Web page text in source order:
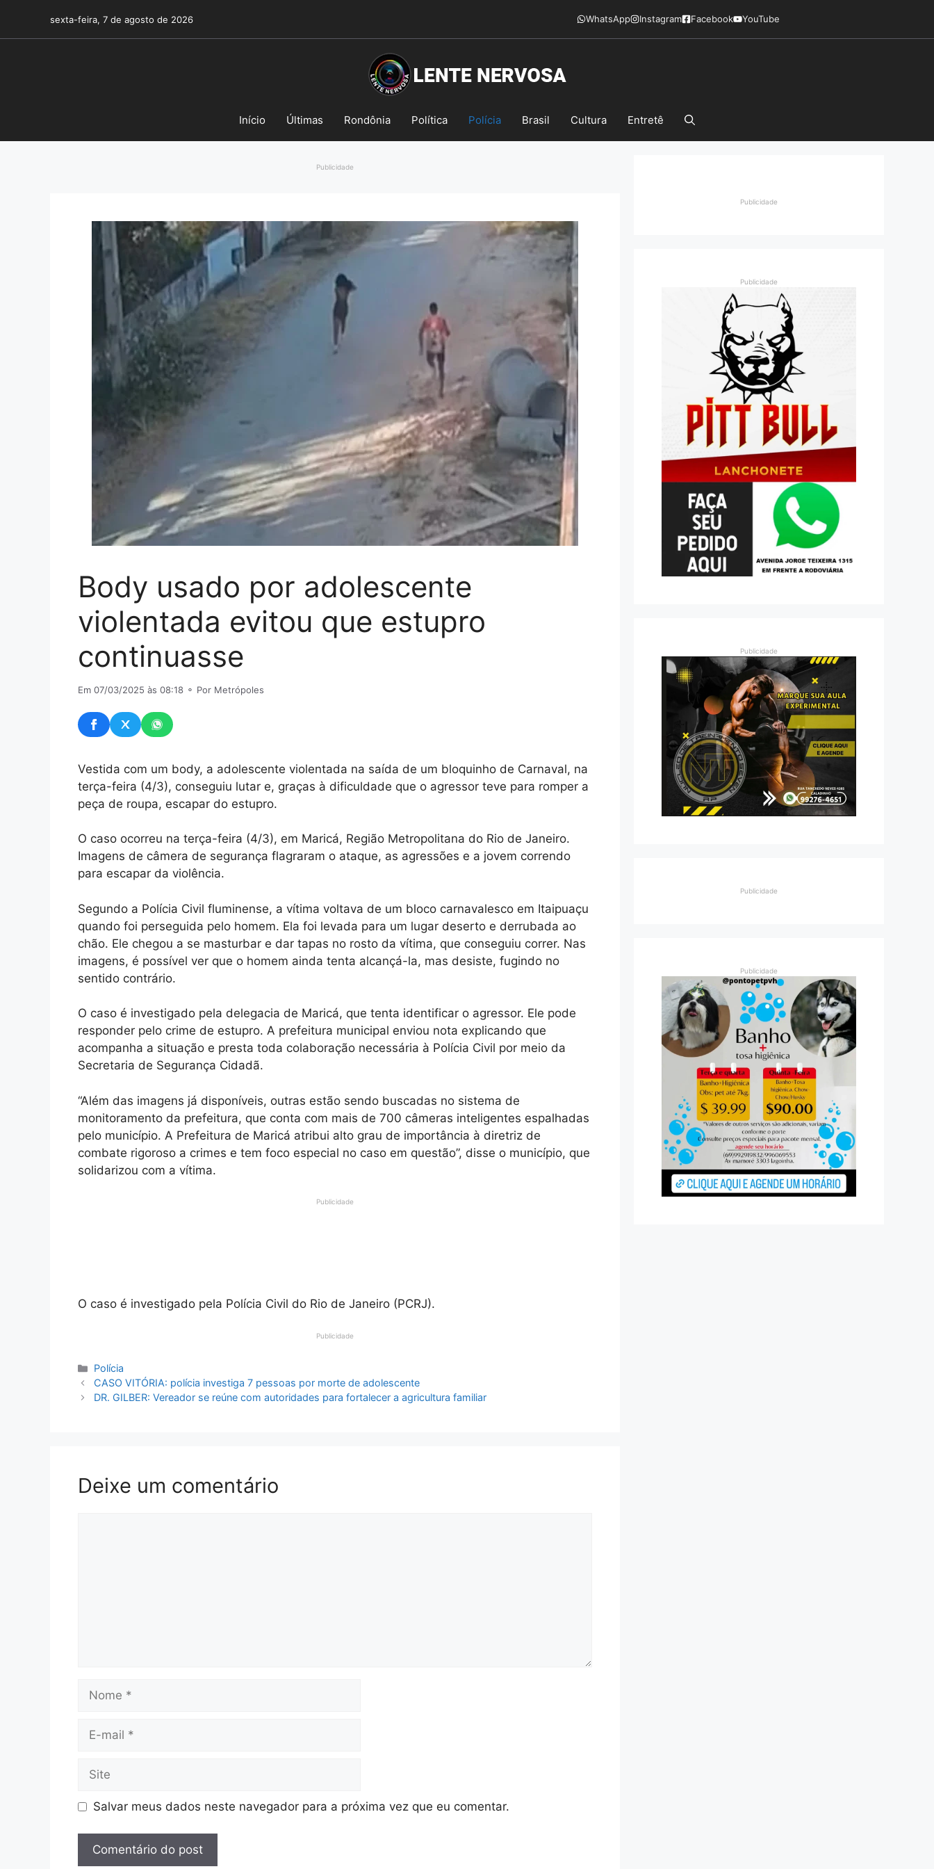
o
sexta-feira, 7 de agosto de 2026 WhatsApp Instagram Facebook YouTube
Início Últimas Rondônia Política Polícia Brasil Cultura Entretê
Publicidade
Body usado por adolescente
violentada evitou que estupro
continuasse
Em 07/03/2025 às 08:18 ⚬ Por Metrópoles
Vestida com um body, a adolescente violentada na saída de um bloquinho de Carnaval, na
terça-feira (4/3), conseguiu lutar e, graças à dificuldade que o agressor teve para romper a
peça de roupa, escapar do estupro.
O caso ocorreu na terça-feira (4/3), em Maricá, Região Metropolitana do Rio de Janeiro.
Imagens de câmera de segurança flagraram o ataque, as agressões e a jovem correndo
para escapar da violência.
Segundo a Polícia Civil fluminense, a vítima voltava de um bloco carnavalesco em Itaipuaçu
quando foi perseguida pelo homem. Ela foi levada para um lugar deserto e derrubada ao
chão. Ele chegou a se masturbar e dar tapas no rosto da vítima, que conseguiu correr. Nas
imagens, é possível ver que o homem ainda tenta alcançá-la, mas desiste, fugindo no
sentido contrário.
O caso é investigado pela delegacia de Maricá, que tenta identificar o agressor. Ele pode
responder pelo crime de estupro. A prefeitura municipal enviou nota explicando que
acompanha a situação e presta toda colaboração necessária à Polícia Civil por meio da
Secretaria de Segurança Cidadã.
“Além das imagens já disponíveis, outras estão sendo buscadas no sistema de
monitoramento da prefeitura, que conta com mais de 700 câmeras inteligentes espalhadas
pelo município. A Prefeitura de Maricá atribui alto grau de importância à diretriz de
combate rigoroso a crimes e tem foco especial no caso em questão”, disse o município, que
solidarizou com a vítima.
Publicidade
O caso é investigado pela Polícia Civil do Rio de Janeiro (PCRJ).
Publicidade
Categorias
Polícia
CASO VITÓRIA: polícia investiga 7 pessoas por morte de adolescente
DR. GILBER: Vereador se reúne com autoridades para fortalecer a agricultura familiar
Deixe um comentário
Nome
Site
Salvar meus dados neste navegador para a próxima vez que eu comentar.
Publicidade
Publicidade
Publicidade
Publicidade
Publicidade